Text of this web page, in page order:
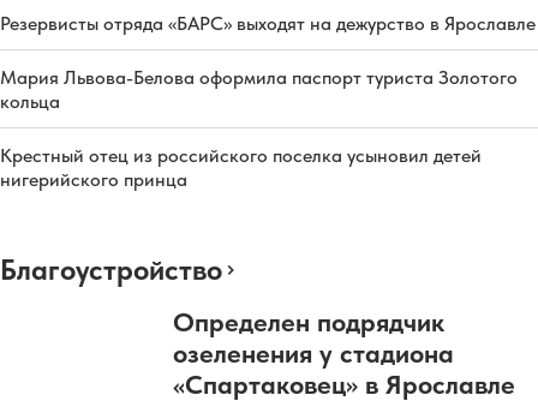
Резервисты отряда «БАРС» выходят на дежурство в Ярославле
Мария Львова-Белова оформила паспорт туриста Золотого
кольца
Крестный отец из российского поселка усыновил детей
нигерийского принца
Благоустройство
Определен подрядчик
озеленения у стадиона
«Спартаковец» в Ярославле